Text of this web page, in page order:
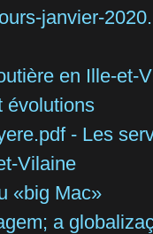
janvier-
en Ille-et-
évolutions
- Les
Vilaine
«big Mac»
a